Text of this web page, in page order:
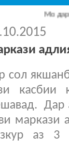
Мо дар
сол
касбии
Дар
маркази
аз 3